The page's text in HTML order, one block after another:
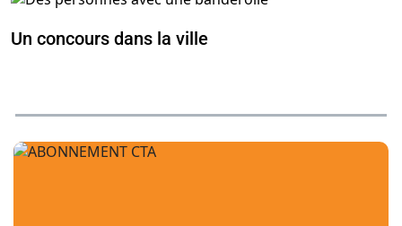
Un concours dans la ville